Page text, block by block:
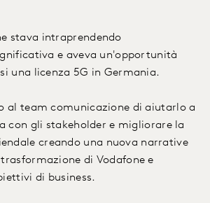
stava intraprendendo
e aveva un'opportunità
una licenza 5G in Germania.
al team comunicazione di aiutarlo a
con gli stakeholder e migliorare la
creando una nuova narrative
di Vodafone e
di business.